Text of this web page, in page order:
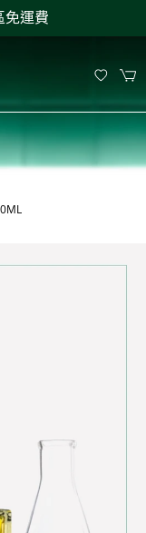
免運費